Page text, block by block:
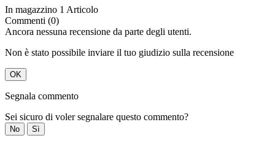
In magazzino 1 Articolo
Commenti (0)
Ancora nessuna recensione da parte degli utenti.
Non è stato possibile inviare il tuo giudizio sulla recensione
OK
Segnala commento
Sei sicuro di voler segnalare questo commento?
No Sì